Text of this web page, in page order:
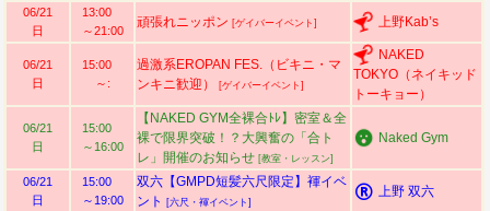
06/21
日
13:00
～21:00
頑張れニッポン [ゲイバーイベント] 上野Kab’s
06/21
日
15:00
～:
過激系EROPAN FES.（ビキニ・マ
ンキニ歓迎）
[ゲイバーイベント]
NAKED
TOKYO（ネイキッド
トーキョー）
06/21
日
15:00
～16:00
【NAKED GYM全裸合ﾄﾚ】密室＆全
裸で限界突破！？大興奮の「合ト
レ」開催のお知らせ [教室・レッスン]
Naked Gym
06/21
日
15:00
～19:00
双六【GMPD短髪六尺限定】褌イベ
ント
[六尺・褌イベント]
上野 双六